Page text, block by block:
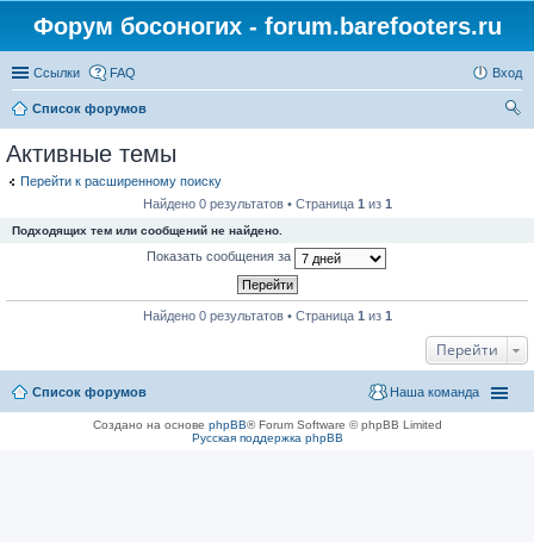
Форум босоногих - forum.barefooters.ru
Ссылки FAQ Вход
Список форумов
Активные темы
Перейти к расширенному поиску
Найдено 0 результатов • Страница 1 из 1
Подходящих тем или сообщений не найдено.
Показать сообщения за
Найдено 0 результатов • Страница 1 из 1
Перейти
Список форумов Наша команда
Создано на основе phpBB® Forum Software © phpBB Limited
Русская поддержка phpBB